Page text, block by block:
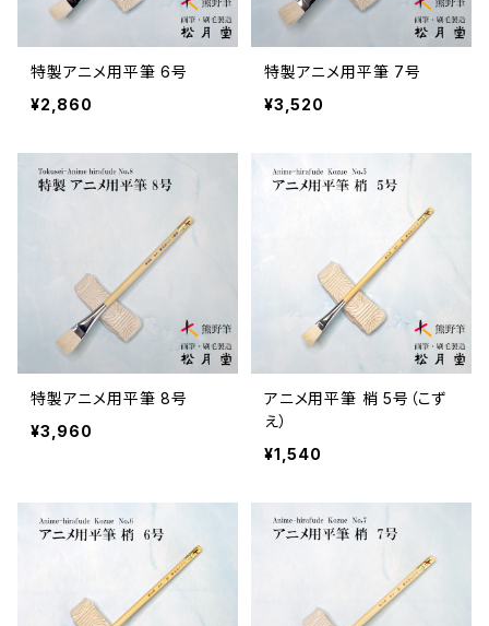
特製アニメ用平筆 6号
¥2,860
特製アニメ用平筆 7号
¥3,520
特製アニメ用平筆 8号
¥3,960
アニメ用平筆 梢 5号（こず
え）
¥1,540